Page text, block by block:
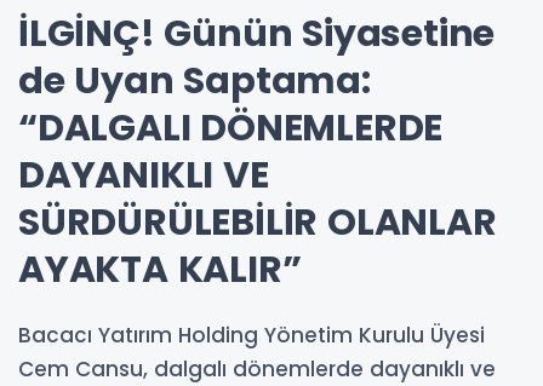
İLGİNÇ! Günün Siyasetine
de Uyan Saptama:
“DALGALI DÖNEMLERDE
DAYANIKLI VE
SÜRDÜRÜLEBİLİR OLANLAR
AYAKTA KALIR”
Bacacı Yatırım Holding Yönetim Kurulu Üyesi
Cem Cansu, dalgalı dönemlerde dayanıklı ve